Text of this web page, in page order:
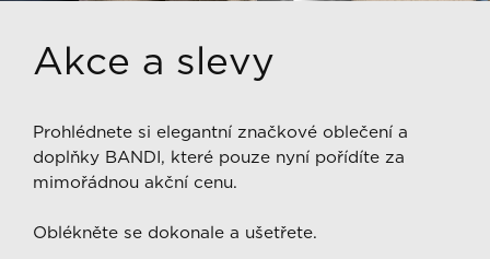
Akce a slevy
Prohlédnete si elegantní značkové oblečení a
doplňky BANDI, které pouze nyní pořídíte za
mimořádnou akční cenu.
Oblékněte se dokonale a ušetřete.